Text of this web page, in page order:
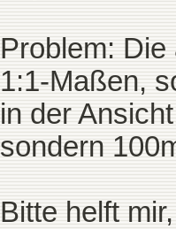
Problem:
1:1-Maßen,
in der
sondern
Bitte helft